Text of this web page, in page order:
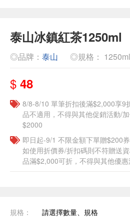
泰山冰鎮紅茶1250ml
◎品牌： 泰山 ◎規格：
$ 48
8/8-8/10 單筆折扣後滿$2,000享9
品不適用，不得與其他促銷活動/
$2000
即日起-9/1 不限金額下單贈$200
如使用折價券/折扣碼則不符贈送
品滿$2,000可折，不得與其他優
規格： 請選擇數量、規格